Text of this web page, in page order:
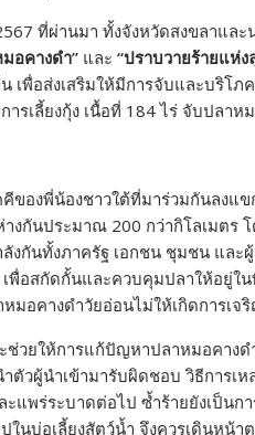
ที่ผ่านมา ทั้งจังหวัดสงขลาแล
อคางดำ” และ “ปราบวายร้ายแห่
เพื่อส่งเสริมให้มีการจับและบริโ
ารเลี้ยงกุ้ง เนื้อที่ 184 ไร่ จับปลา
ของพี่น้องชาวใต้ที่มาร่วมกันลงแ
งกันประมาณ 200 กว่ากิโลเมตร
งกันทั้งภาครัฐ เอกชน ชุมชน แล
พื่อสกัดกั้นและควบคุมปลาให้อยู่ใ
มอคางดำวัยอ่อนไม่ให้เกิดการเจ
ช่วยให้การแก้ปัญหาปลาหมอคาง
ตัวผู้นำเข้ามารับผิดชอบ วิธีการ
แพร่ระบาดต่อไป ซ้ำร้ายยังเป็น
ในบ่อเลี้ยงสัตว์น้ำ จึงควรเดินห